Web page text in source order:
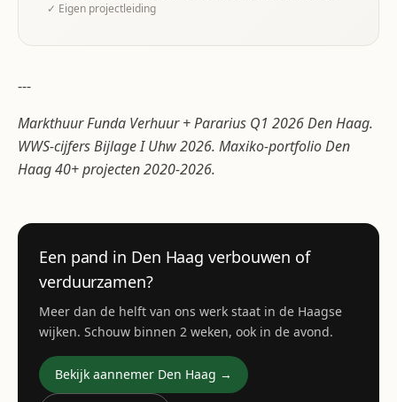
✓ Eigen projectleiding
---
Markthuur Funda Verhuur + Pararius Q1 2026 Den Haag.
WWS-cijfers Bijlage I Uhw 2026. Maxiko-portfolio Den
Haag 40+ projecten 2020-2026.
Een pand in Den Haag verbouwen of
verduurzamen?
Meer dan de helft van ons werk staat in de Haagse
wijken. Schouw binnen 2 weken, ook in de avond.
Bekijk aannemer Den Haag →